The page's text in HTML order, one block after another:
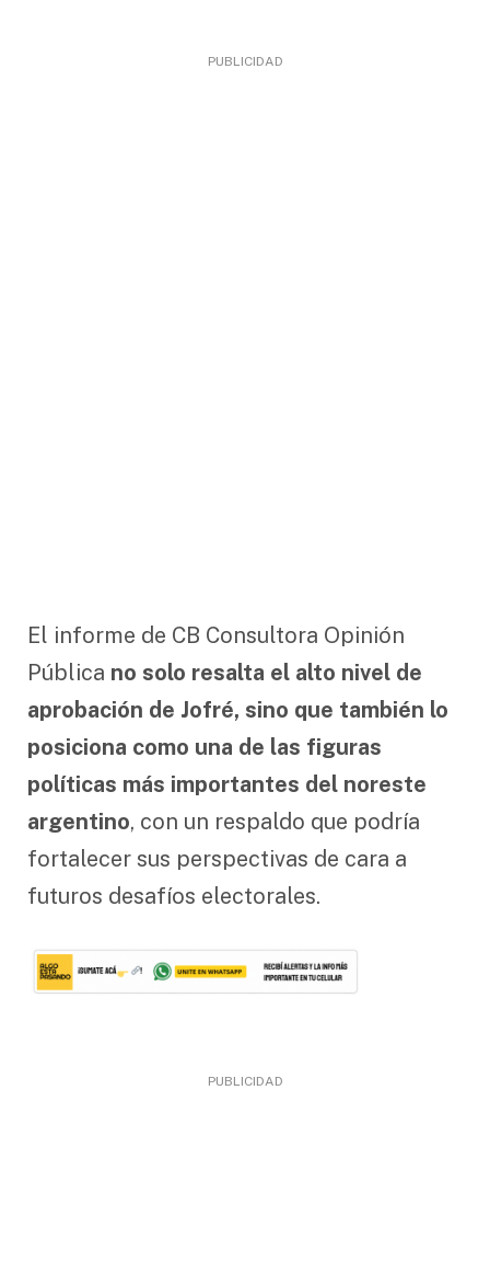
PUBLICIDAD
El informe de CB Consultora Opinión
Pública no solo resalta el alto nivel de
aprobación de Jofré, sino que también lo
posiciona como una de las figuras
políticas más importantes del noreste
argentino, con un respaldo que podría
fortalecer sus perspectivas de cara a
futuros desafíos electorales.
PUBLICIDAD